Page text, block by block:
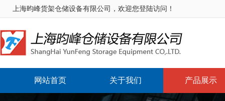
上海昀峰货架仓储设备有限公司，欢迎您登陆访问！
网站首页 关于我们 产品展示